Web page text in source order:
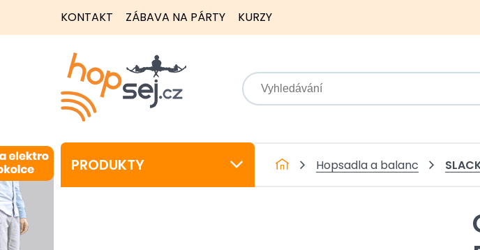
KONTAKT ZÁBAVA NA PÁRTY KURZY
PRODUKTY Hopsadla a balanc